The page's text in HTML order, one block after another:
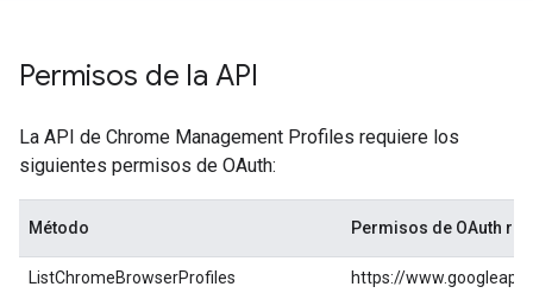
Permisos de la API
La API de Chrome Management Profiles requiere los
siguientes permisos de OAuth:
Método Permisos de OAuth
ListChromeBrowserProfiles
https://